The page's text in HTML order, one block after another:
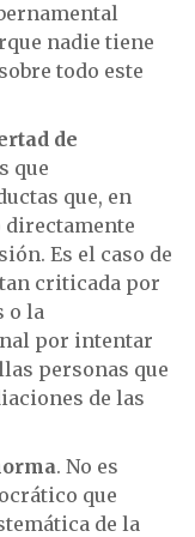
nadie tiene
todo este
de
que
que, en
directamente
Es el caso de
criticada por
o la
por intentar
personas que
de las
. No es
que
de la